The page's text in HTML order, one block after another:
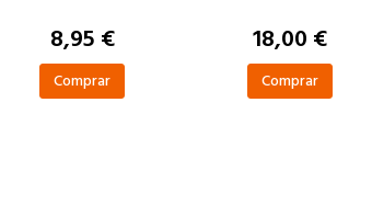
8,95 €
Comprar
18,00 €
Comprar